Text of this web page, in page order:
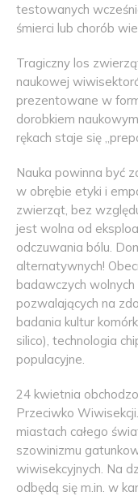
testowanych
śmierci lub chorób
Tragiczny los
naukowej
prezentowane w
dorobkiem
rękach staje się
Nauka powinna być
w obrębie etyki i
zwierząt, bez
jest wolna od
odczuwania bólu.
alternatywnych!
badawczych
pozwalających na
badania kultur
silico), technologia
populacyjne.
24 kwietnia
Przeciwko
miastach całego
szowinizmu
wiwisekcyjnych. Na
odbędą się m.in. w